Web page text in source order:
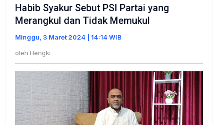
PSI
Partai
yang
dan
Memukul
Habib Syakur Sebut PSI Partai yang
Merangkul dan Tidak Memukul
Minggu, 3 Maret 2024 | 14:14 WIB
oleh Hengki